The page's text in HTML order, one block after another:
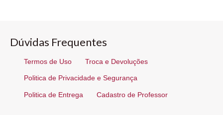
Dúvidas Frequentes
Termos de Uso Troca e Devoluções
Politica de Privacidade e Segurança
Politica de Entrega Cadastro de Professor